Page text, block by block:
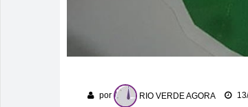
por RIO VERDE AGORA